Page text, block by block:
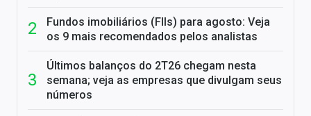
Fundos imobiliários (FIIs) para agosto: Veja
os 9 mais recomendados pelos analistas
Últimos balanços do 2T26 chegam nesta
semana; veja as empresas que divulgam seus
números